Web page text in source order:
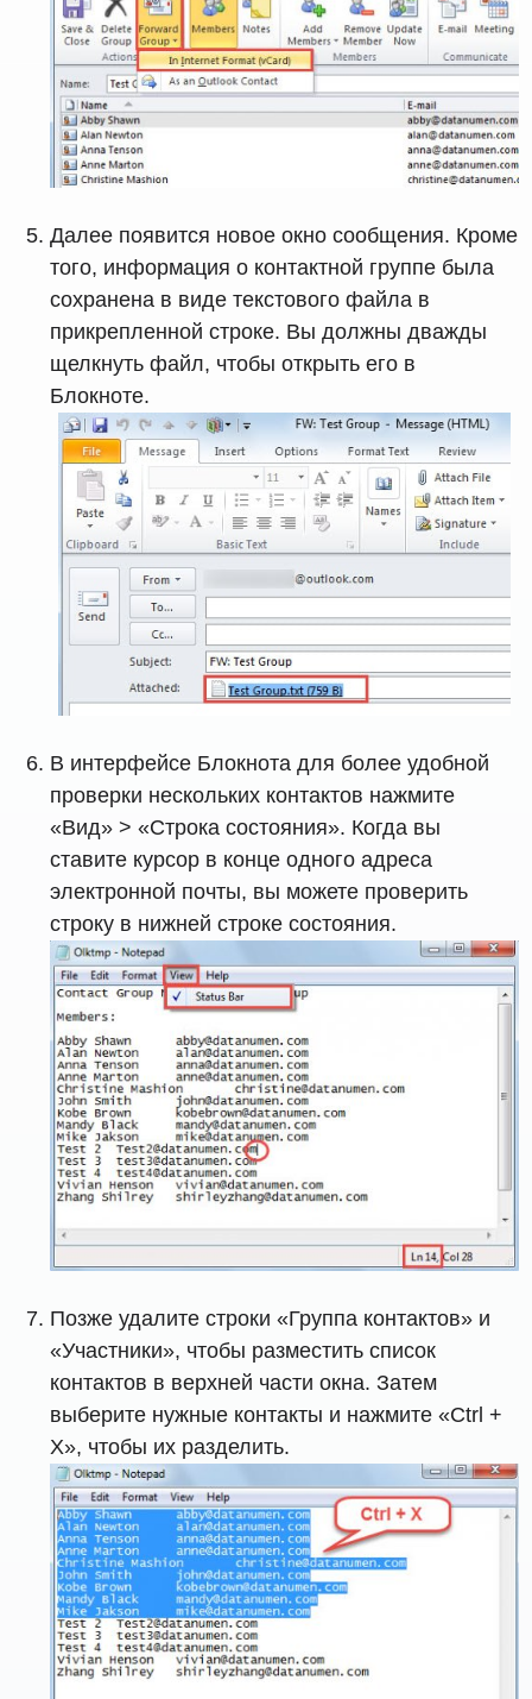
Далее появится новое окно сообщения. Кроме
того, информация о контактной группе была
сохранена в виде текстового файла в
прикрепленной строке. Вы должны дважды
щелкнуть файл, чтобы открыть его в
Блокноте.
В интерфейсе Блокнота для более удобной
проверки нескольких контактов нажмите
«Вид» > «Строка состояния». Когда вы
ставите курсор в конце одного адреса
электронной почты, вы можете проверить
строку в нижней строке состояния.
Позже удалите строки «Группа контактов» и
«Участники», чтобы разместить список
контактов в верхней части окна. Затем
выберите нужные контакты и нажмите «Ctrl +
X», чтобы их разделить.